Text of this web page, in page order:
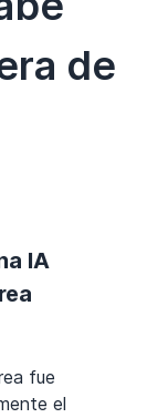
de
IA
fue
el